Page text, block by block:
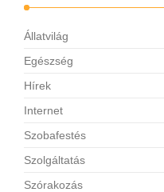
Állatvilág
Egészség
Hírek
Internet
Szobafestés
Szolgáltatás
Szórakozás